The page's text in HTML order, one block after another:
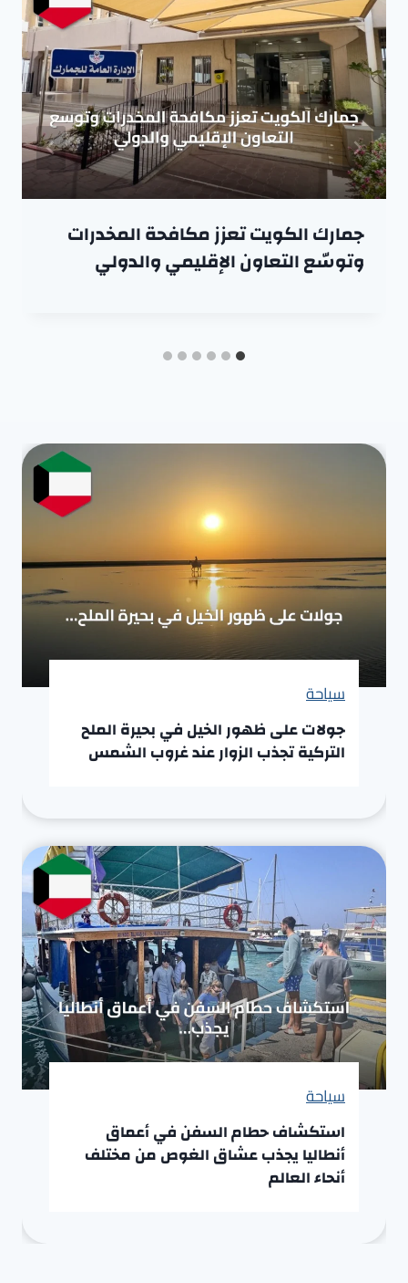
جمارك الكويت تعزز مكافحة المخدرات
وتوسّع التعاون الإقليمي والدولي
سياحة
جولات على ظهور الخيل في بحيرة الملح
التركية تجذب الزوار عند غروب الشمس
سياحة
استكشاف حطام السفن في أعماق
أنطاليا يجذب عشاق الغوص من مختلف
أنحاء العالم